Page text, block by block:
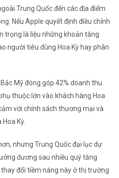
Trung Quốc đến các địa điểm
Nếu Apple quyết định điều chỉnh
trọng là liệu những khoản tăng
người tiêu dùng Hoa Kỳ hay phân
Mỹ đóng góp 42% doanh thu
thuộc lớn vào khách hàng Hoa
với chính sách thương mại và
Kỳ.
nhưng Trung Quốc đại lục dự
dương sau nhiều quý tăng
đổi tiềm năng này ở thị trường